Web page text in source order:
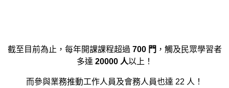
截至目前為止，每年開課課程超過 700 門 ，觸及民眾學習者
多達 20000 人以上！
而參與業務推動工作人員及會務人員也達 22 人！